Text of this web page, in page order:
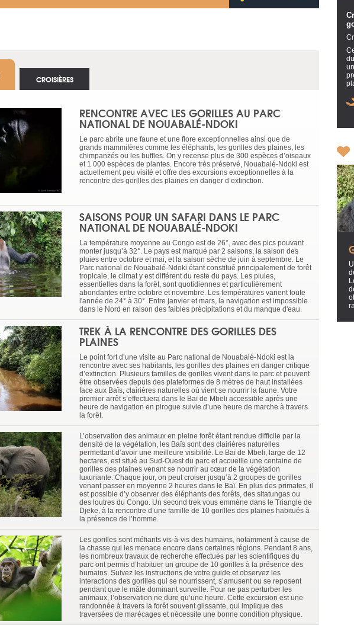
RENCONTRE AVEC LES GORILLES AU PARC
NATIONAL DE NOUABALÉ-NDOKI
Le parc abrite une faune et une flore exceptionnelles ainsi que de
grands mammifères comme les éléphants, les gorilles des plaines, les
chimpanzés ou les buffles. On y recense plus de 300 espèces d’oiseaux
et 1 000 espèces de plantes. Encore très préservé, Nouabalé-Ndoki est
actuellement peu visité et offre des excursions exceptionnelles à la
rencontre des gorilles des plaines en danger d’extinction.
SAISONS POUR UN SAFARI DANS LE PARC
NATIONAL DE NOUABALÉ-NDOKI
La température moyenne au Congo est de 26°, avec des pics pouvant
monter jusqu’à 32°. Le pays est marqué par 2 saisons, la saison des
pluies entre octobre et mai, et la saison sèche de juin à septembre. Le
Parc national de Nouabalé-Ndoki étant constitué principalement de forêt
tropicale, le climat y est différent du reste du pays. Les pluies,
essentielles dans la forêt, sont quotidiennes et particulièrement
abondantes entre octobre et novembre. Les températures varient toute
l'année de 24° à 30°. Entre janvier et mars, la navigation est impossible
dans le Nord en raison des faibles précipitations et du manque d'eau.
TREK À LA RENCONTRE DES GORILLES DES
PLAINES
Le point fort d’une visite au Parc national de Nouabalé-Ndoki est la
rencontre avec ses habitants, les gorilles des plaines en danger critique
d’extinction. Plusieurs familles de gorilles vivent dans le parc et peuvent
être observées depuis des plateformes de 8 mètres de haut installées
face aux Baïs, clairières naturelles où vient se nourrir la faune. Votre
premier arrêt s’effectuera dans le Baï de Mbeli accessible après une
heure de navigation en pirogue suivie d’une heure de marche à travers
la forêt.
L’observation des animaux en pleine forêt étant rendue difficile par la
densité de la végétation, les Baïs sont des clairières naturelles
permettant d’avoir une meilleure visibilité. Le Baï de Mbeli, large de 12
hectares, est situé au Sud-Ouest du parc et accueille une centaine de
gorilles des plaines venant se nourrir au cœur de la végétation
luxuriante. Chaque jour, on peut croiser jusqu’à 2 groupes de gorilles
venant passer en moyenne 2 heures dans le Baï. En plus des primates, il
est possible d’y observer des éléphants des forêts, des sitatungas ou
des loutres du Congo. Un second trek vous emmène dans le Triangle de
Djeke, à la rencontre d’une famille de 10 gorilles des plaines habitués à
la présence de l’homme.
Les gorilles sont méfiants vis-à-vis des humains, notamment à cause de
la chasse qui les menace encore dans certaines régions. Pendant 8 ans,
les nombreux travaux de recherche effectués par les scientifiques du
parc ont permis d’habituer un groupe de 10 gorilles à la présence des
humains. Suivez les instructions de votre guide et observez les
interactions des gorilles qui se nourrissent, s’amusent ou se reposent
pendant que le mâle dominant surveille. Pour ne pas perturber les
animaux, l’observation ne dure qu’une heure. Cette excursion est une
randonnée à travers la forêt souvent glissante, qui implique des
traversées de marécages et nécessite une bonne condition physique.
CROISIÈRES